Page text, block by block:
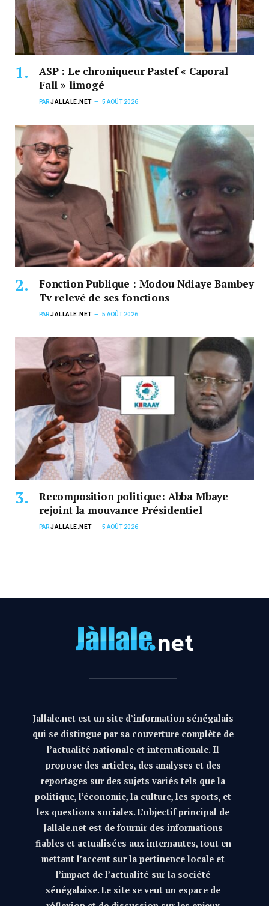
ASP : Le chroniqueur Pastef « Caporal
Fall » limogé
PARJALLALE.NET 5 AOÛT 2026
Fonction Publique : Modou Ndiaye Bambey
Tv relevé de ses fonctions
PARJALLALE.NET 5 AOÛT 2026
Recomposition politique: Abba Mbaye
rejoint la mouvance Présidentiel
PARJALLALE.NET 5 AOÛT 2026
Jallale.net est un site d’information sénégalais
qui se distingue par sa couverture complète de
l’actualité nationale et internationale. Il
propose des articles, des analyses et des
reportages sur des sujets variés tels que la
politique, l’économie, la culture, les sports, et
les questions sociales. L’objectif principal de
Jallale.net est de fournir des informations
fiables et actualisées aux internautes, tout en
mettant l’accent sur la pertinence locale et
l’impact de l’actualité sur la société
sénégalaise. Le site se veut un espace de